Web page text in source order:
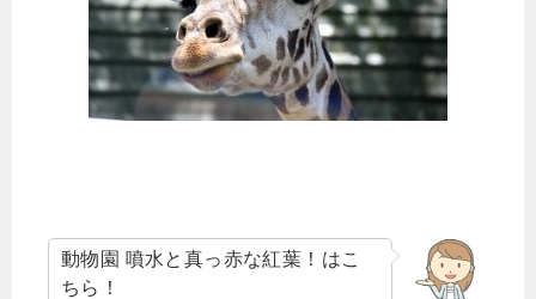
動物園 噴水と真っ赤な紅葉！はこ
ちら！